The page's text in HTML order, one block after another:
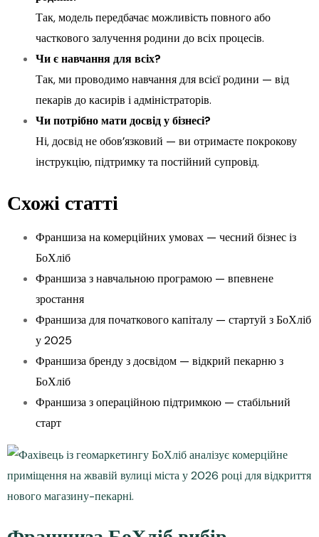
Так, модель передбачає можливість повного або
часткового залучення родини до всіх процесів.
Чи є навчання для всіх?
Так, ми проводимо навчання для всієї родини — від
пекарів до касирів і адміністраторів.
Чи потрібно мати досвід у бізнесі?
Ні, досвід не обов’язковий — ви отримаєте покрокову
інструкцію, підтримку та постійний супровід.
Схожі статті
Франшиза на комерційних умовах — чесний бізнес із
БоХліб
Франшиза з навчальною програмою — впевнене
зростання
Франшиза для початкового капіталу — стартуй з БоХліб
у 2025
Франшиза бренду з досвідом — відкрий пекарню з
БоХліб
Франшиза з операційною підтримкою — стабільний
старт